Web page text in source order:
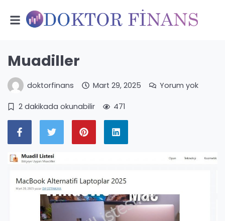
Muadiller
doktorfinans Mart 29, 2025 Yorum yok
2 dakikada okunabilir 471